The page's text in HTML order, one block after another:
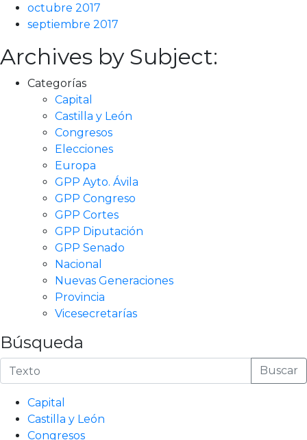
octubre 2017
septiembre 2017
Archives by Subject:
Categorías
Capital
Castilla y León
Congresos
Elecciones
Europa
GPP Ayto. Ávila
GPP Congreso
GPP Cortes
GPP Diputación
GPP Senado
Nacional
Nuevas Generaciones
Provincia
Vicesecretarías
Búsqueda
Buscar
Capital
Castilla y León
Congresos